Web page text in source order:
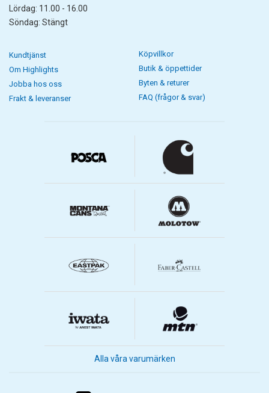
Lördag: 11.00 - 16.00
Söndag: Stängt
Kundtjänst
Om Highlights
Jobba hos oss
Frakt & leveranser
Köpvillkor
Butik & öppettider
Byten & returer
FAQ (frågor & svar)
Alla våra varumärken